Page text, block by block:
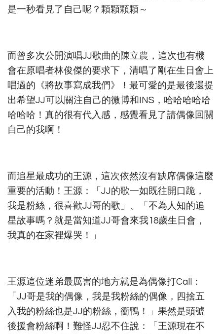
是一秒看見了自己呢？顆顆顆顆～
而曾多次公開演唱JJ歌曲的陳立農，這次也有機
會在原唱者林俊傑的要求下，清唱了剛在生日會上
唱過的《將故事寫成我們》！最可愛的是最後還提
出希望JJ可以關注自己的微博和INS，哈哈哈哈哈
哈哈哈！真的很有代入感，感覺看見了請偶像回關
自己的我啊！
而追星最成功的王源，這次依然沒有缺席偶像這麼
重要的活動！王源：「JJ的歌一如既往開口跪，
我是粉絲，很喜歡JJ哥的歌」、「不為人知的追
星故事嗎？就是當知道JJ哥會來我18歲生日會，
我真的在家裡爆哭！」
王源這位迷弟最厲害的地方就是為偶像打Call：
「JJ哥是我的偶像，我是我粉絲的偶像，四捨五
入我的粉絲也是JJ的粉絲，衝鴨！」果然是頭號
後援會粉絲啊！難怪JJ忍不住說：「王源現在不